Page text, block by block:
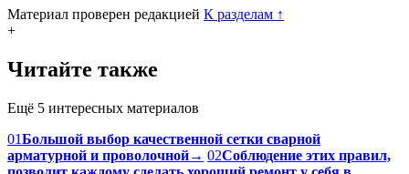
Материал проверен редакцией К разделам ↑
+
Читайте также
Ещё 5 интересных материалов
01Большой выбор качественной сетки сварной
арматурной и проволочной→ 02Соблюдение этих правил,